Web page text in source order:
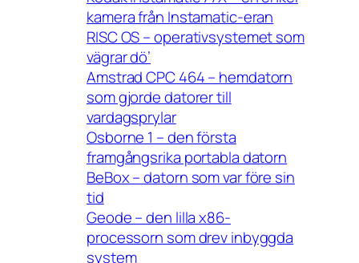
kamera från Instamatic-eran
RISC OS – operativsystemet som
vägrar dö’
Amstrad CPC 464 – hemdatorn
som gjorde datorer till
vardagsprylar
Osborne 1 – den första
framgångsrika portabla datorn
BeBox – datorn som var före sin
tid
Geode – den lilla x86-
processorn som drev inbyggda
system